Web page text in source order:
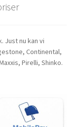
Just nu kan vi
Continental,
Pirelli, Shinko.